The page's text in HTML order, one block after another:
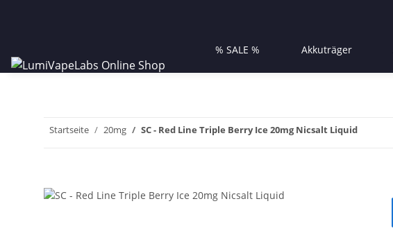
% SALE % Akkuträger
Startseite 20mg SC - Red Line Triple Berry Ice 20mg Nicsalt Liquid